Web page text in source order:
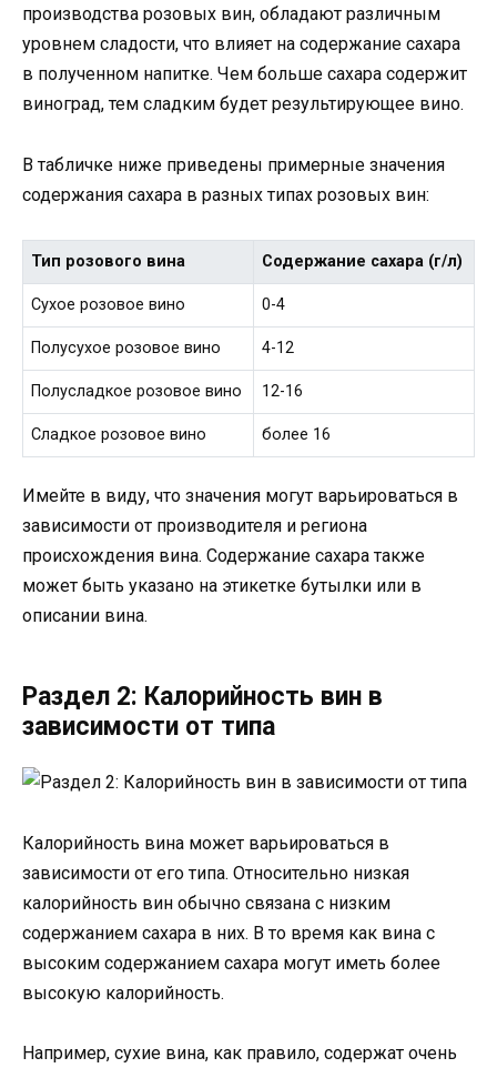
производства розовых вин, обладают различным
уровнем сладости, что влияет на содержание сахара
в полученном напитке. Чем больше сахара содержит
виноград, тем сладким будет результирующее вино.
В табличке ниже приведены примерные значения
содержания сахара в разных типах розовых вин:
Тип розового вина Содержание сахара (г/л)
Сухое розовое вино 0-4
Полусухое розовое вино 4-12
Полусладкое розовое вино 12-16
Сладкое розовое вино более 16
Имейте в виду, что значения могут варьироваться в
зависимости от производителя и региона
происхождения вина. Содержание сахара также
может быть указано на этикетке бутылки или в
описании вина.
Раздел 2: Калорийность вин в
зависимости от типа
Калорийность вина может варьироваться в
зависимости от его типа. Относительно низкая
калорийность вин обычно связана с низким
содержанием сахара в них. В то время как вина с
высоким содержанием сахара могут иметь более
высокую калорийность.
Например, сухие вина, как правило, содержат очень